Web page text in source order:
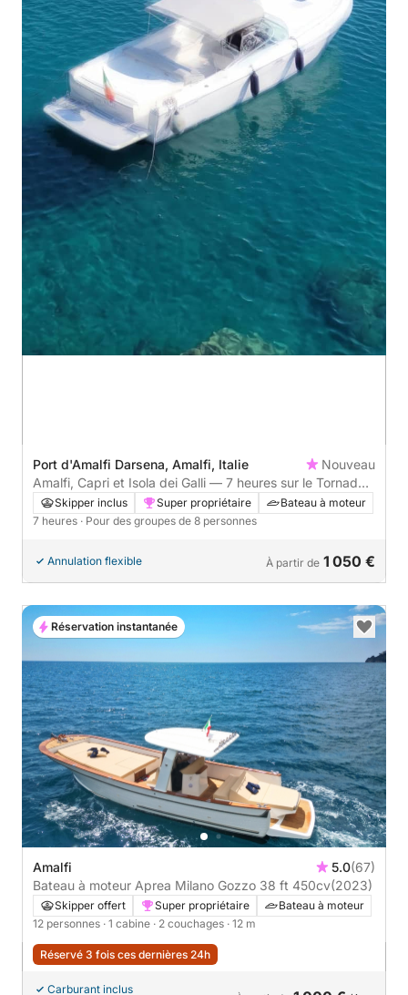
Port d'Amalfi Darsena, Amalfi, Italie
Nouveau
Amalfi, Capri et Isola dei Galli — 7 heures sur le Tornado
38 Skipper inclus Super propriétaire
Bateau à moteur
7 heures · Pour des groupes de 8 personnes
Annulation flexible À partir de 1 050 €
Amalfi 5.0(67)
Bateau à moteur Aprea Milano Gozzo 38 ft 450cv(2023)
Skipper offert Super propriétaire
Bateau à moteur
12 personnes · 1 cabine · 2 couchages · 12 m
Réservé 3 fois ces dernières 24h
Carburant inclus
Réservation instantanée